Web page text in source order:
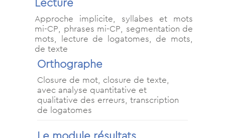
Approche implicite, syllabes et mots
mi-CP, phrases mi-CP, segmentation de
mots, lecture de logatomes, de mots,
de texte
Orthographe
Closure de mot, closure de texte,
avec analyse quantitative et
qualitative des erreurs, transcription
de logatomes